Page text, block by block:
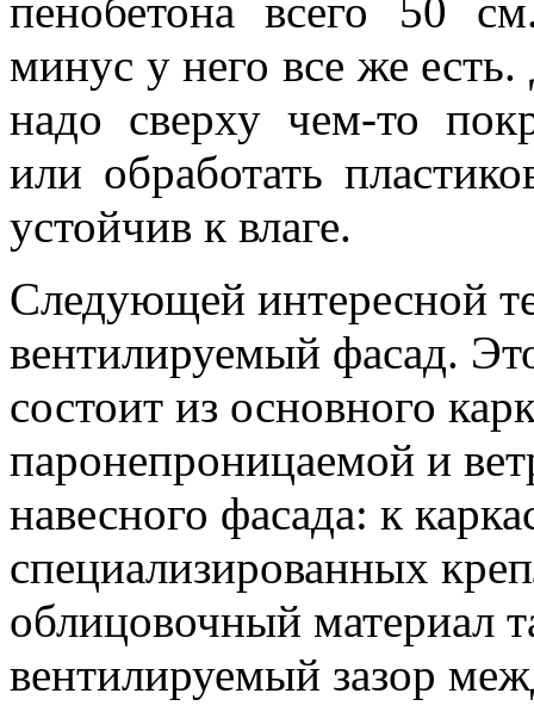
пенобетона всего 50
минус у него все же
надо сверху чем-то
или обработать
устойчив к влаге.
Следующей интересной
вентилируемый фасад.
состоит из основного
паронепроницаемой и
навесного фасада: к
специализированных
облицовочный материал
вентилируемый зазор